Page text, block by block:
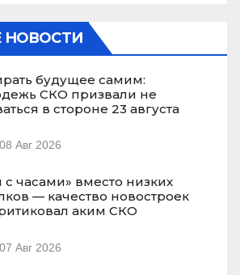
НОВОСТИ
будущее самим:
СКО призвали не
в стороне 23 августа
08 Авг 2026
с часами» вместо низких
— качество новостроек
аким СКО
07 Авг 2026